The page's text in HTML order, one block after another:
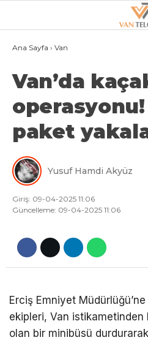
GALERİ
VAN
BÖLGE
GÜNDEM
SPOR
MAGAZIN
DÜNYA
EĞITIM
Ana Sayfa › Van
Van’da
paket
Yusuf Hamdi Akyüz
Giriş: 09-04-2025 11:06
Güncelleme: 09-04-2025 11:06
Erciş Emniyet Müdürlüğü’ne
ekipleri, Van istikametinden
olan bir minibüsü